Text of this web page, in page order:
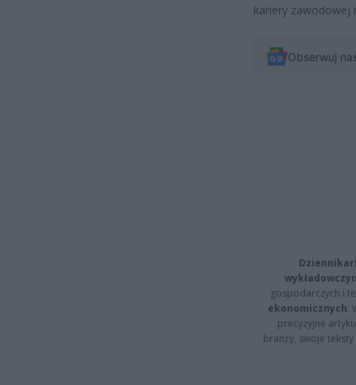
kariery zawodowej
Obserwuj
gospodarczych i
ekonomicznych.
precyzyjne
branży, swoje